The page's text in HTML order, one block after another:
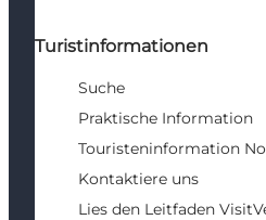
Turistinformationen
Suche
Praktische Information
Touristeninformation
Kontaktiere uns
Lies den Leitfaden